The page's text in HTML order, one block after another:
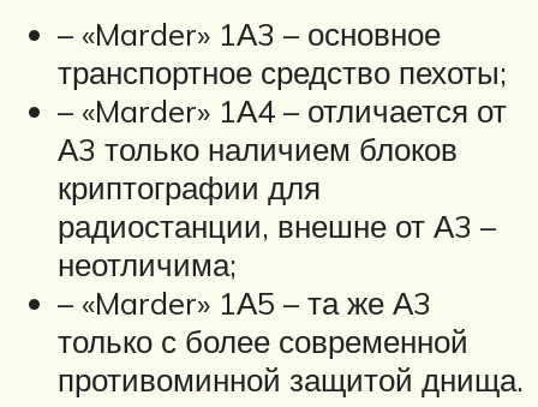
– «Marder» 1А3 – основное
транспортное средство пехоты;
– «Marder» 1А4 – отличается от
А3 только наличием блоков
криптографии для
радиостанции, внешне от А3 –
неотличима;
– «Marder» 1А5 – та же А3
только с более современной
противоминной защитой днища.